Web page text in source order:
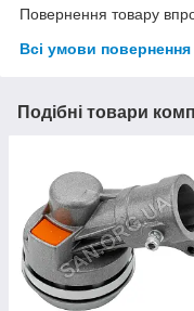
Повернення товару
Всі умови повернення
Подібні товари